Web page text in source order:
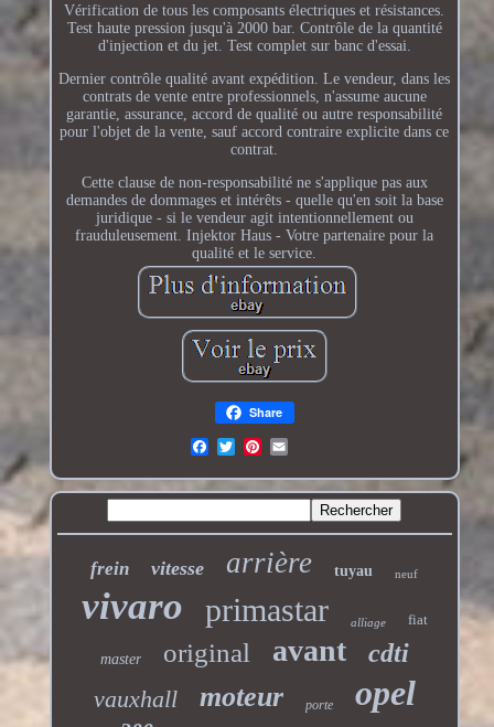
Vérification de tous les composants électriques et résistances.
Test haute pression jusqu'à 2000 bar. Contrôle de la quantité
d'injection et du jet. Test complet sur banc d'essai.
Dernier contrôle qualité avant expédition. Le vendeur, dans les
contrats de vente entre professionnels, n'assume aucune
garantie, assurance, accord de qualité ou autre responsabilité
pour l'objet de la vente, sauf accord contraire explicite dans ce
contrat.
Cette clause de non-responsabilité ne s'applique pas aux
demandes de dommages et intérêts - quelle qu'en soit la base
juridique - si le vendeur agit intentionnellement ou
frauduleusement. Injektor Haus - Votre partenaire pour la
qualité et le service.
Share
frein vitesse arrière tuyau neuf
vivaro primastar alliage fiat
master original avant cdti
vauxhall moteur porte opel